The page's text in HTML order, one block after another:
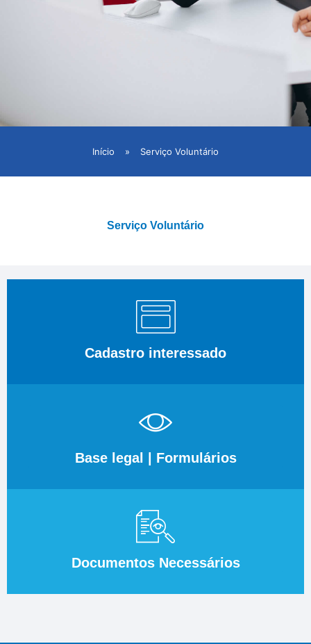
Início » Serviço Voluntário
Serviço Voluntário
Cadastro interessado
Base legal | Formulários
Documentos Necessários